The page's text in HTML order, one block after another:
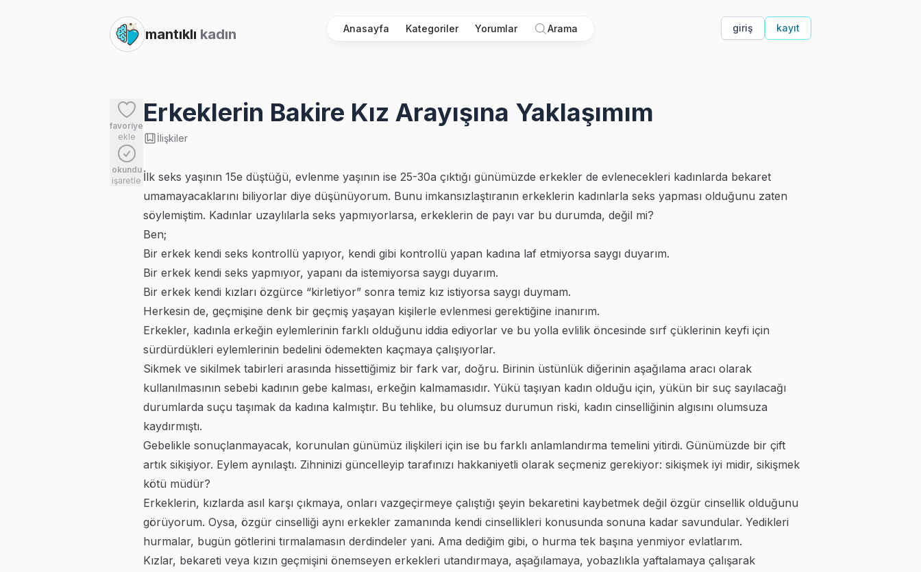
mantıklı kadın Anasayfa Kategoriler Yorumlar Arama giriş kayıt
Erkeklerin Bakire Kız Arayışına Yaklaşımım
İlişkiler
İlk seks yaşının 15e düştüğü, evlenme yaşının ise 25-30a çıktığı günümüzde erkekler de evlenecekleri kadınlarda bekaret
umamayacaklarını biliyorlar diye düşünüyorum. Bunu imkansızlaştıranın erkeklerin kadınlarla seks yapması olduğunu zaten
söylemiştim. Kadınlar uzaylılarla seks yapmıyorlarsa, erkeklerin de payı var bu durumda, değil mi?
Ben;
Bir erkek kendi seks kontrollü yapıyor, kendi gibi kontrollü yapan kadına laf etmiyorsa saygı duyarım.
Bir erkek kendi seks yapmıyor, yapanı da istemiyorsa saygı duyarım.
Bir erkek kendi kızları özgürce “kirletiyor” sonra temiz kız istiyorsa saygı duymam.
Herkesin de, geçmişine denk bir geçmiş yaşayan kişilerle evlenmesi gerektiğine inanırım.
Erkekler, kadınla erkeğin eylemlerinin farklı olduğunu iddia ediyorlar ve bu yolla evlilik öncesinde sırf çüklerinin keyfi için
sürdürdükleri eylemlerinin bedelini ödemekten kaçmaya çalışıyorlar.
Sikmek ve sikilmek tabirleri arasında hissettiğimiz bir fark var, doğru. Birinin üstünlük diğerinin aşağılama aracı olarak
kullanılmasının sebebi kadının gebe kalması, erkeğin kalmamasıdır. Yükü taşıyan kadın olduğu için, yükün bir suç sayılacağı
durumlarda suçu taşımak da kadına kalmıştır. Bu tehlike, bu olumsuz durumun riski, kadın cinselliğinin algısını olumsuza
kaydırmıştı.
Gebelikle sonuçlanmayacak, korunulan günümüz ilişkileri için ise bu farklı anlamlandırma temelini yitirdi. Günümüzde bir çift
artık sikişiyor. Eylem aynılaştı. Zihninizi güncelleyip tarafınızı hakkaniyetli olarak seçmeniz gerekiyor: sikişmek iyi midir, sikişmek
kötü müdür?
Erkeklerin, kızlarda asıl karşı çıkmaya, onları vazgeçirmeye çalıştığı şeyin bekaretini kaybetmek değil özgür cinsellik olduğunu
görüyorum. Oysa, özgür cinselliği aynı erkekler zamanında kendi cinsellikleri konusunda sonuna kadar savundular. Yedikleri
hurmalar, bugün götlerini tırmalamasın derdindeler yani. Ama dediğim gibi, o hurma tek başına yenmiyor evlatlarım.
Kızlar, bekareti veya kızın geçmişini önemseyen erkekleri utandırmaya, aşağılamaya, yobazlıkla yaftalamaya çalışarak
favoriye
ekle
okundu
işaretle